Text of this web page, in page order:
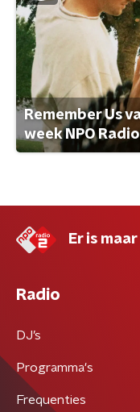
Remember Us
week NPO
Er is
Radio
DJ’s
Programma's
Frequenties